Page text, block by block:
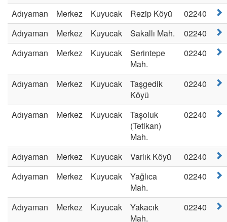
Adıyaman Merkez Kuyucak Rezip Köyü
02240
Adıyaman
Merkez Kuyucak Sakallı Mah.
02240
Adıyaman
Merkez Kuyucak
Serintepe
Mah.
02240
Adıyaman Merkez Kuyucak
Taşgedik
Köyü
02240
Adıyaman Merkez Kuyucak
Taşoluk
(Tetikan)
Mah.
02240
Adıyaman Merkez Kuyucak Varlık Köyü
02240
Adıyaman
Merkez Kuyucak
Yağlıca
Mah.
02240
Adıyaman Merkez Kuyucak
Yakacık
Mah.
02240